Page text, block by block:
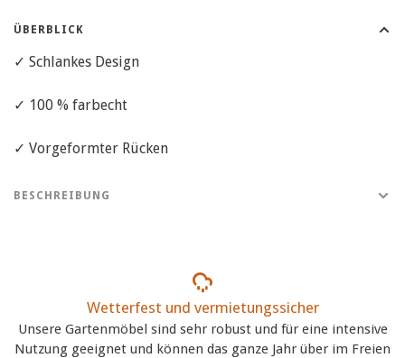
ÜBERBLICK
✓ Schlankes Design
✓ 100 % farbecht
✓ Vorgeformter Rücken
BESCHREIBUNG
Wetterfest und vermietungssicher
Unsere Gartenmöbel sind sehr robust und für eine intensive
Nutzung geeignet und können das ganze Jahr über im Freien